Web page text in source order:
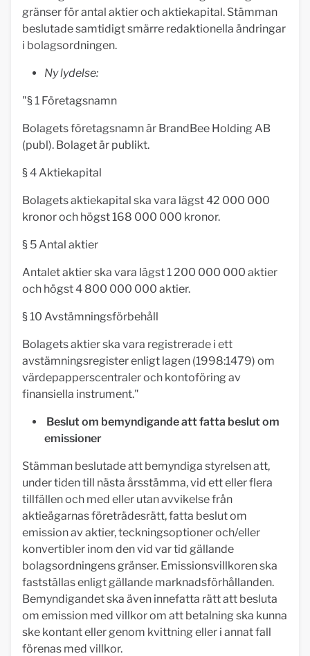
gränser för antal aktier och aktiekapital. Stämman
beslutade samtidigt smärre redaktionella ändringar
i bolagsordningen.
Ny lydelse:
"§ 1 Företagsnamn
Bolagets företagsnamn är BrandBee Holding AB
(publ). Bolaget är publikt.
§ 4 Aktiekapital
Bolagets aktiekapital ska vara lägst 42 000 000
kronor och högst 168 000 000 kronor.
§ 5 Antal aktier
Antalet aktier ska vara lägst 1 200 000 000 aktier
och högst 4 800 000 000 aktier.
§ 10 Avstämningsförbehåll
Bolagets aktier ska vara registrerade i ett
avstämningsregister enligt lagen (1998:1479) om
värdepapperscentraler och kontoföring av
finansiella instrument."
Beslut om bemyndigande att fatta beslut om
emissioner
Stämman beslutade att bemyndiga styrelsen att,
under tiden till nästa årsstämma, vid ett eller flera
tillfällen och med eller utan avvikelse från
aktieägarnas företrädesrätt, fatta beslut om
emission av aktier, teckningsoptioner och/eller
konvertibler inom den vid var tid gällande
bolagsordningens gränser. Emissionsvillkoren ska
fastställas enligt gällande marknadsförhållanden.
Bemyndigandet ska även innefatta rätt att besluta
om emission med villkor om att betalning ska kunna
ske kontant eller genom kvittning eller i annat fall
förenas med villkor.